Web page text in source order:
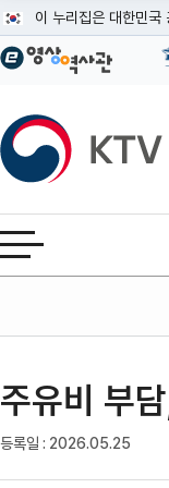
이 누리집은 대한민국
공식 누리집 주소 확
이밖에 or.kr 또는 .kr
운영중인 공식 누리집
KTV국민방송
전체메뉴 열기
본문
주유비 부
등록일 : 2026.05.25
글자확대
글자축소